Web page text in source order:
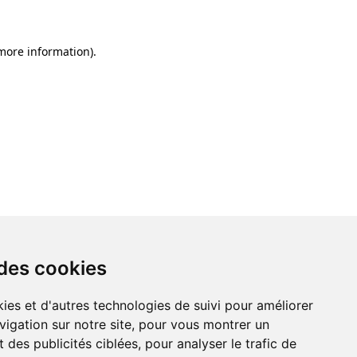
cookies
et d'autres technologies de suivi pour améliorer
sur notre site, pour vous montrer un
des publicités ciblées, pour analyser le trafic de
information).